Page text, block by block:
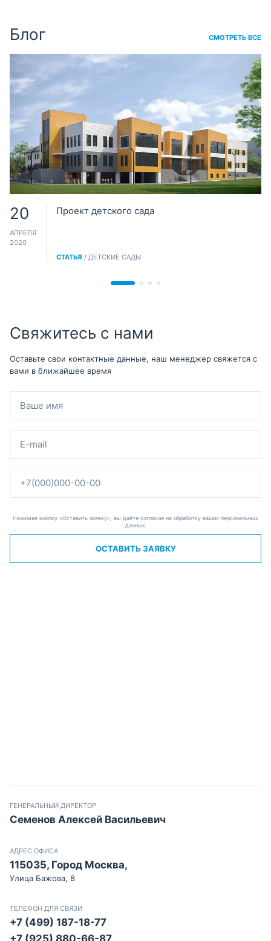
Блог СМОТРЕТЬ ВСЕ
20
АПРЕЛЯ
2020
Проект детского сада
СТАТЬЯ / ДЕТСКИЕ САДЫ
Свяжитесь с нами
Оставьте свои контактные данные, наш менеджер свяжется с
вами в ближайшее время
Нажимая кнопку «Оставить заявку», вы даёте согласие на обработку ваших персональных
данных.
ОСТАВИТЬ ЗАЯВКУ
ГЕНЕРАЛЬНЫЙ ДИРЕКТОР
Семенов Алексей Васильевич
АДРЕС ОФИСА
115035, Город Москва,
Улица Бажова, 8
ТЕЛЕФОН ДЛЯ СВЯЗИ
+7 (499) 187-18-77
+7 (925) 880-66-87